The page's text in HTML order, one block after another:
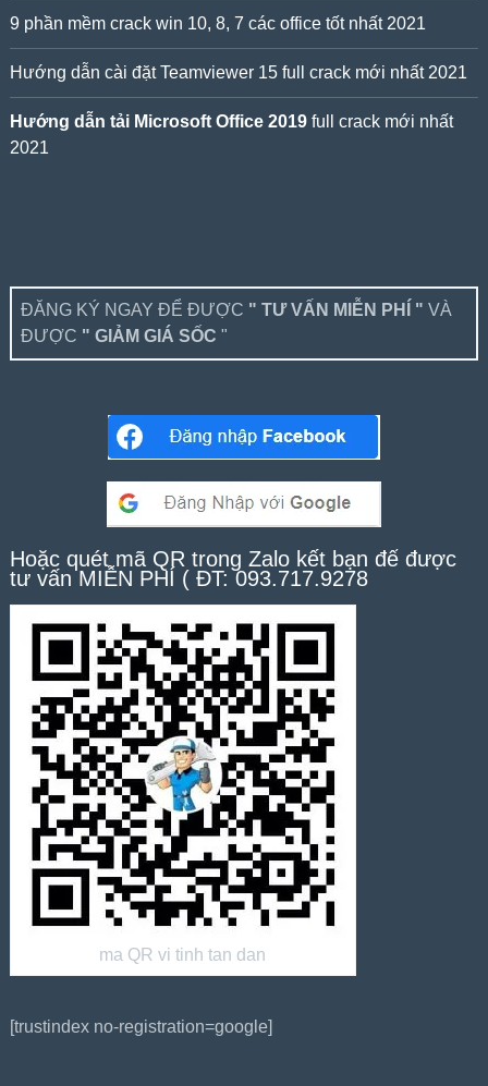
9 phần mềm crack win 10, 8, 7 các office tốt nhất 2021
Hướng dẫn cài đặt Teamviewer 15 full crack mới nhất 2021
Hướng dẫn tải Microsoft Office 2019full crack mới nhất
2021
ĐĂNG KÝ NGAY ĐỂ ĐƯỢC " TƯ VẤN MIỄN PHÍ " VÀ
ĐƯỢC " GIẢM GIÁ SỐC "
Hoặc quét mã QR trong Zalo kết bạn để được
tư vấn MIỄN PHÍ ( ĐT: 093.717.9278
ma QR vi tinh tan dan
[trustindex no-registration=google]